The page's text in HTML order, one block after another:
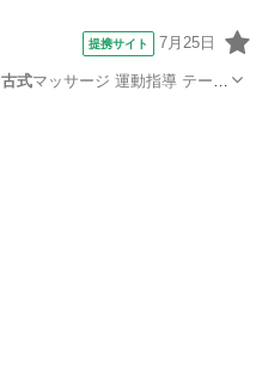
提携サイト 7月25日
古式マッサージ 運動指導 テーピ